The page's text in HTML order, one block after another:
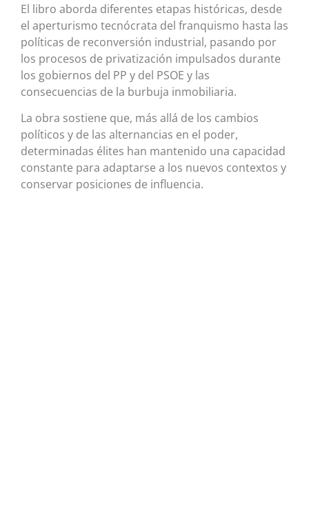
El libro aborda diferentes etapas históricas, desde
el aperturismo tecnócrata del franquismo hasta las
políticas de reconversión industrial, pasando por
los procesos de privatización impulsados durante
los gobiernos del PP y del PSOE y las
consecuencias de la burbuja inmobiliaria.
La obra sostiene que, más allá de los cambios
políticos y de las alternancias en el poder,
determinadas élites han mantenido una capacidad
constante para adaptarse a los nuevos contextos y
conservar posiciones de influencia.